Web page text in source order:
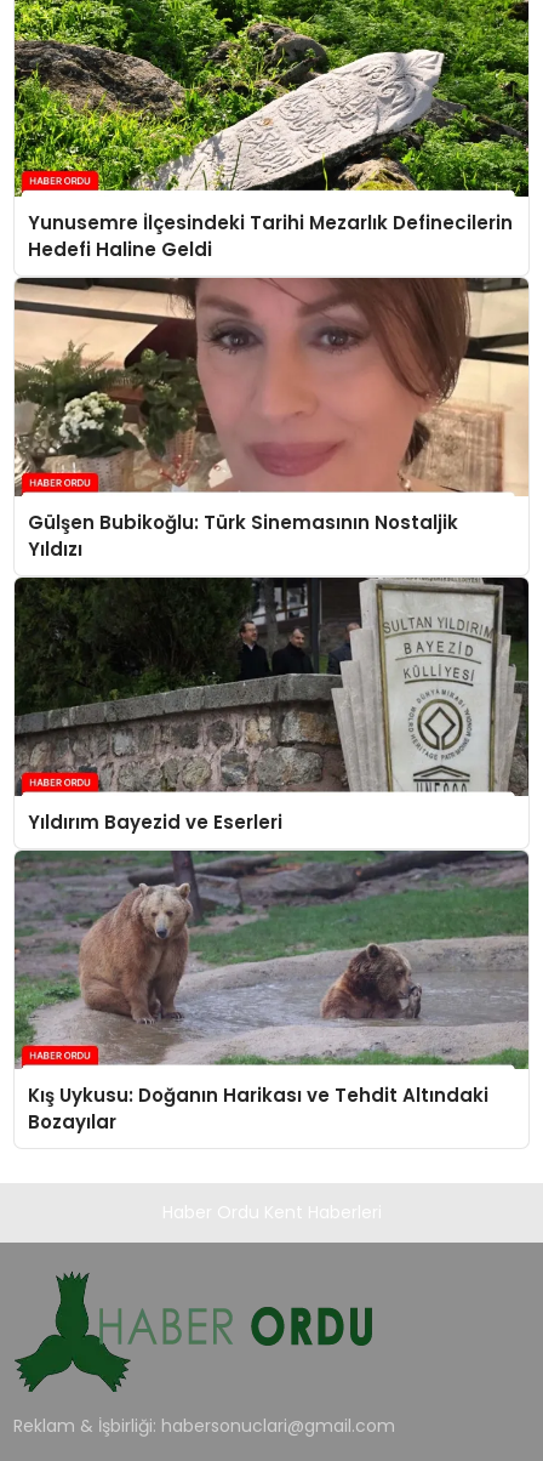
Yunusemre İlçesindeki Tarihi Mezarlık Definecilerin
Hedefi Haline Geldi
Gülşen Bubikoğlu: Türk Sinemasının Nostaljik
Yıldızı
Yıldırım Bayezid ve Eserleri
Kış Uykusu: Doğanın Harikası ve Tehdit Altındaki
Bozayılar
Reklam & İşbirliği: habersonuclari@gmail.com